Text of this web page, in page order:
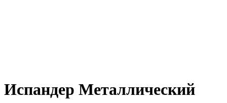
Испандер Металлический